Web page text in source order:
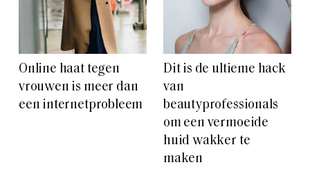
Online haat tegen
vrouwen is meer dan
een internetprobleem
Dit is de ultieme hack
van
beautyprofessionals
om een vermoeide
huid wakker te
maken